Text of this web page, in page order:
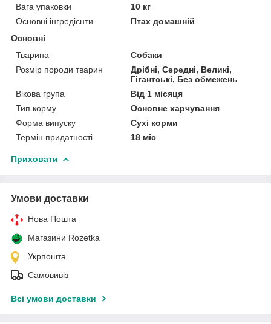
Вага упаковки
10 кг
Основні інгредієнти
Птах домашній
Основні
Тварина
Собаки
Розмір породи тварин
Дрібні, Середні, Великі,
Гігантські, Без обмежень
Вікова група
Від 1 місяця
Тип корму
Основне харчування
Форма випуску
Сухі корми
Термін придатності
18 міс
Приховати
Умови доставки
Нова Пошта
Магазини Rozetka
Укрпошта
Самовивіз
Всі умови доставки